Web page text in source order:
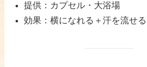
提供：カプセル・大浴場
効果：横になれる＋汗を流せる